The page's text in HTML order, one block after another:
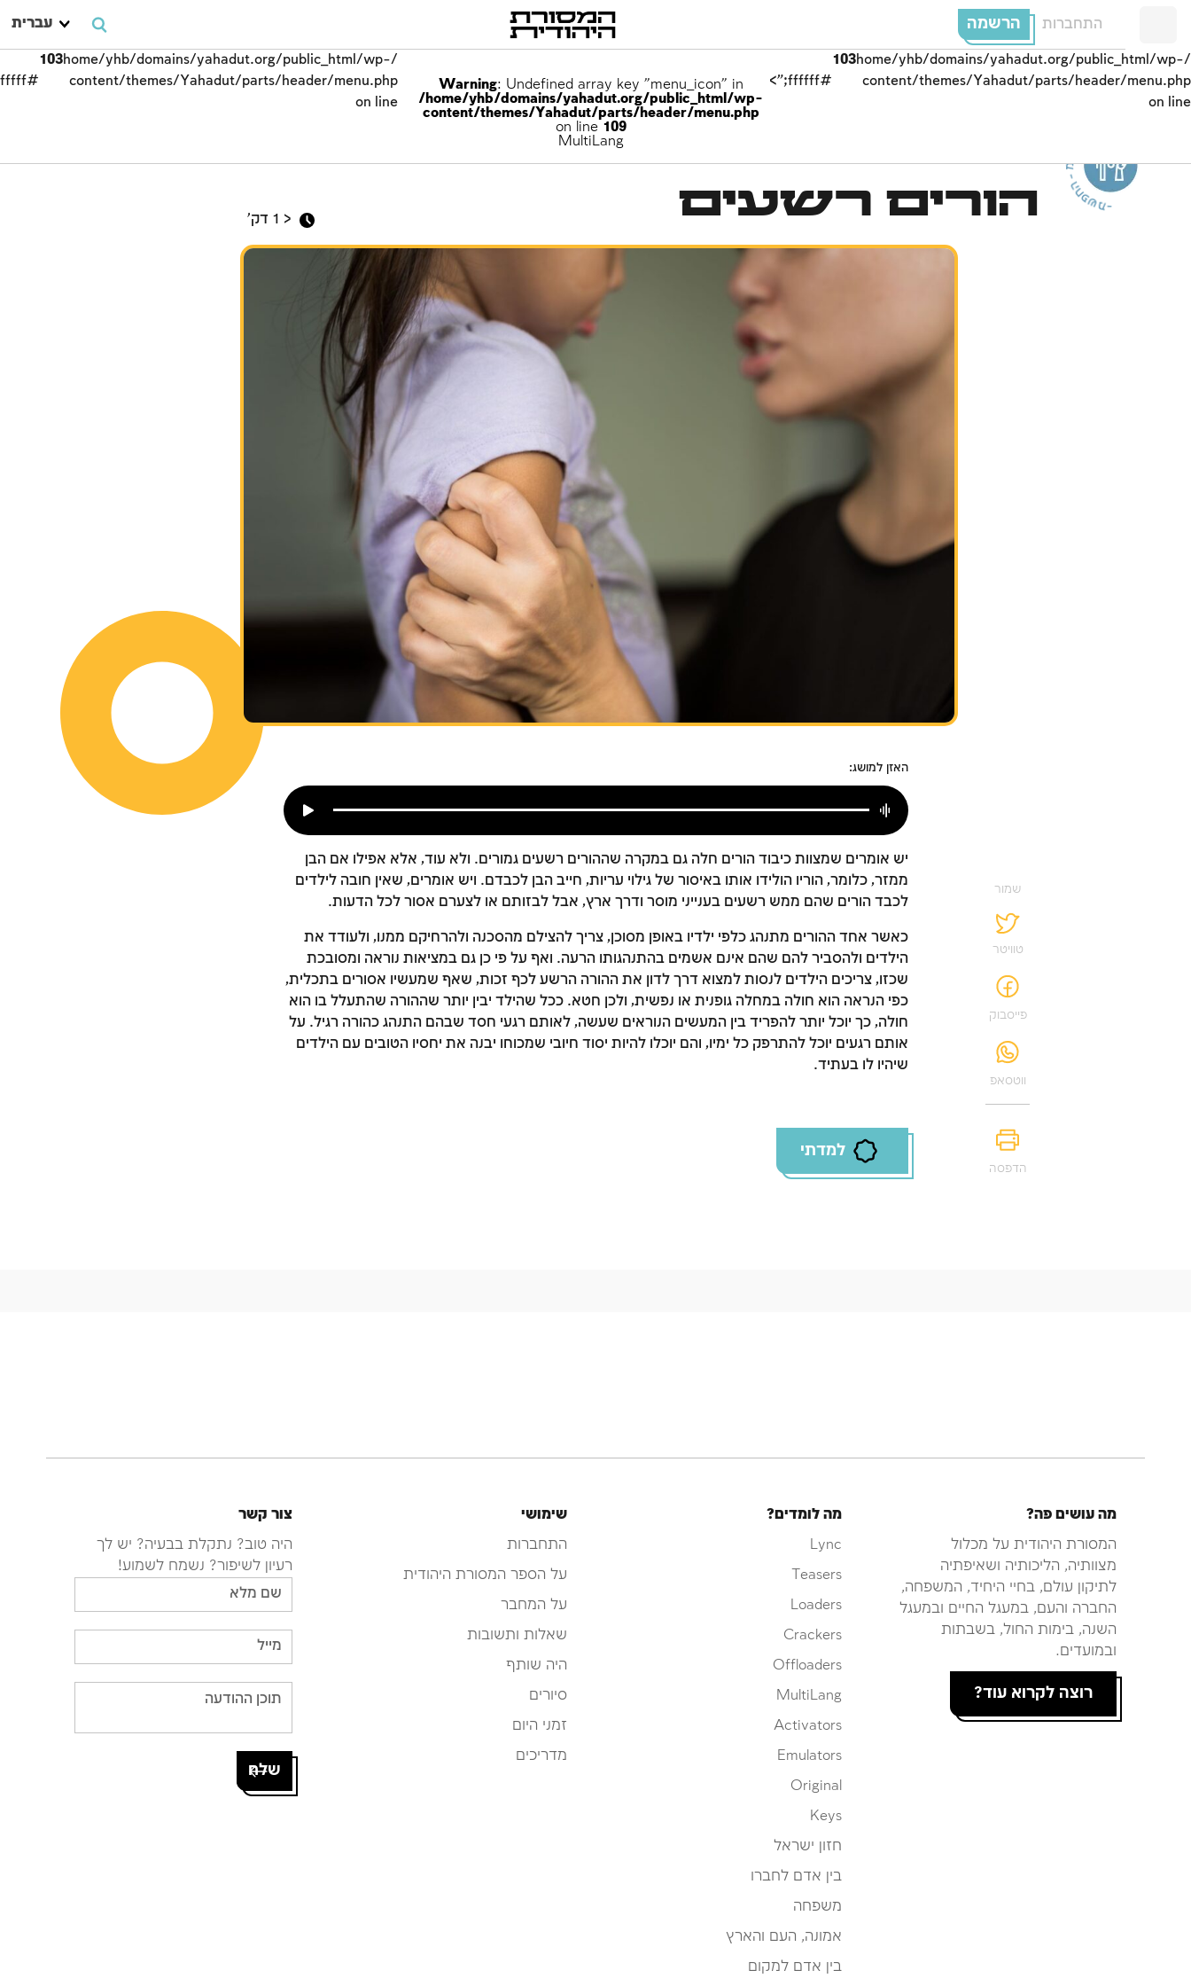
עברית הרשמה התחברות
/home/yhb/domains/yahadut.org/public_html/wp-
content/themes/Yahadut/parts/header/menu.php
on line
103
#ffffff;">
Warning: Undefined array key "menu_icon" in
/home/yhb/domains/yahadut.org/public_html/wp-
content/themes/Yahadut/parts/header/menu.php
on line 109
MultiLang
/home/yhb/domains/yahadut.org/public_html/wp-
content/themes/Yahadut/parts/header/menu.php
on line
103
#ffffff;">
-
מ
ש
פ
ח
ה
-
מ
ש
פ
ה
- משפ
ח
ה הורים רשעים < 1 דק'
האזן למושג:
שמור
טוויטר
פייסבוק
ווטסאפ
הדפסה
יש אומרים שמצוות כיבוד הורים חלה גם במקרה שההורים רשעים גמורים. ולא עוד, אלא אפילו אם הבן
ממזר, כלומר, הוריו הולידו אותו באיסור של גילוי עריות, חייב הבן לכבדם. ויש אומרים, שאין חובה לילדים
לכבד הורים שהם ממש רשעים בענייני מוסר ודרך ארץ, אבל לבזותם או לצערם אסור לכל הדעות.
כאשר אחד ההורים מתנהג כלפי ילדיו באופן מסוכן, צריך להצילם מהסכנה ולהרחיקם ממנו, ולעודד את
הילדים ולהסביר להם שהם אינם אשמים בהתנהגותו הרעה. ואף על פי כן גם במציאות נוראה ומסובכת
שכזו, צריכים הילדים לנסות למצוא דרך לדון את ההורה הרשע לכף זכות, שאף שמעשיו אסורים בתכלית,
כפי הנראה הוא חולה במחלה גופנית או נפשית, ולכן חטא. ככל שהילד יבין יותר שההורה שהתעלל בו הוא
חולה, כך יוכל יותר להפריד בין המעשים הנוראים שעשה, לאותם רגעי חסד שבהם התנהג כהורה רגיל. על
אותם רגעים יוכל להתרפק כל ימיו, והם יוכלו להיות יסוד חיובי שמכוחו יבנה את יחסיו הטובים עם הילדים
שיהיו לו בעתיד.
למדתי
זמן להתחבר לחשבון שלך
צור קשר
היה טוב? נתקלת בבעיה? יש לך
רעיון לשיפור? נשמח לשמוע!
שימושי
התחברות
על הספר המסורת היהודית
על המחבר
שאלות ותשובות
היה שותף
סיורים
זמני היום
מדריכים
מה לומדים?
Lync
Teasers
Loaders
Crackers
Offloaders
MultiLang
Activators
Emulators
Original
Keys
חזון ישראל
בין אדם לחברו
משפחה
אמונה, העם והארץ
בין אדם למקום
מה עושים פה?
המסורת היהודית על מכלול
מצוותיה, הליכותיה ושאיפתיה
לתיקון עולם, בחיי היחיד, המשפחה,
החברה והעם, במעגל החיים ובמעגל
השנה, בימות החול, בשבתות
ובמועדים.
רוצה לקרוא עוד?